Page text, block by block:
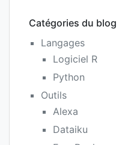
Catégories du blog
Langages
Logiciel R
Python
Outils
Alexa
Dataiku